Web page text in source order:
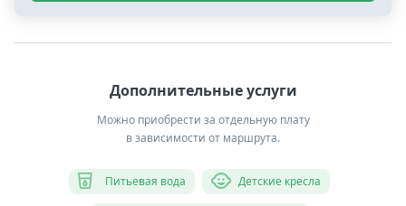
Дополнительные услуги
Можно приобрести за отдельную плату
в зависимости от маршрута.
Питьевая вода Детские кресла